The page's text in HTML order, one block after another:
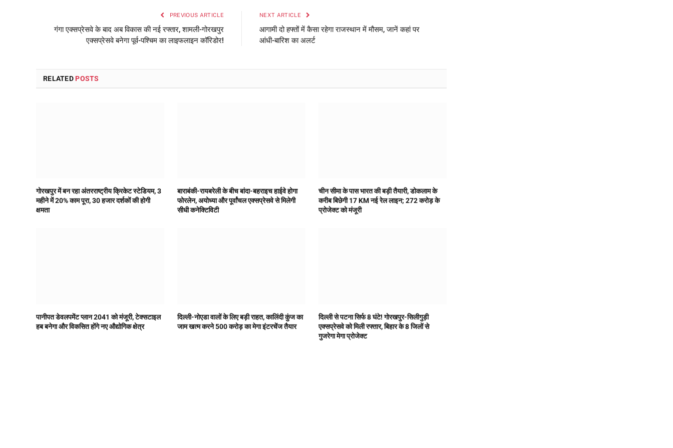
PREVIOUS ARTICLE
गंगा एक्सप्रेसवे के बाद अब विकास की नई रफ्तार, शामली-गोरखपुर
एक्सप्रेसवे बनेगा पूर्व-पश्चिम का लाइफलाइन कॉरिडोर!
NEXT ARTICLE
आगामी दो हफ्तों में कैसा रहेगा राजस्थान में मौसम, जानें कहां पर
आंधी-बारिश का अलर्ट
RELATED POSTS
गोरखपुर में बन रहा अंतरराष्ट्रीय क्रिकेट स्टेडियम, 3
महीने में 20% काम पूरा, 30 हजार दर्शकों की होगी
क्षमता
बाराबंकी-रायबरेली के बीच बांदा-बहराइच हाईवे होगा
फोरलेन, अयोध्या और पूर्वांचल एक्सप्रेसवे से मिलेगी
सीधी कनेक्टिविटी
चीन सीमा के पास भारत की बड़ी तैयारी, डोकलाम के
करीब बिछेगी 17 KM नई रेल लाइन; 272 करोड़ के
प्रोजेक्ट को मंजूरी
पानीपत डेवलपमेंट प्लान 2041 को मंजूरी, टेक्सटाइल
हब बनेगा और विकसित होंगे नए औद्योगिक क्षेत्र
दिल्ली-नोएडा वालों के लिए बड़ी राहत, कालिंदी कुंज का
जाम खत्म करने 500 करोड़ का मेगा इंटरचेंज तैयार
दिल्ली से पटना सिर्फ 8 घंटे! गोरखपुर-सिलीगुड़ी
एक्सप्रेसवे को मिली रफ्तार, बिहार के 8 जिलों से
गुजरेगा मेगा प्रोजेक्ट